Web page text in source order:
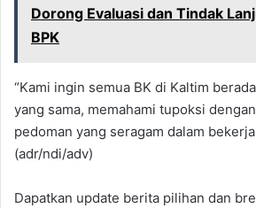
Dorong Evaluasi dan Tindak
BPK
“Kami ingin semua BK di Kaltim
yang sama, memahami tupoksi
pedoman yang seragam dalam
(adr/ndi/adv)
Dapatkan update berita pilihan dan